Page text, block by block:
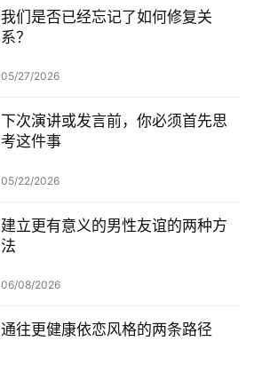
我们是否已经忘记了如何修复关
系？
05/27/2026
下次演讲或发言前，你必须首先思
考这件事
05/22/2026
建立更有意义的男性友谊的两种方
法
06/08/2026
通往更健康依恋风格的两条路径